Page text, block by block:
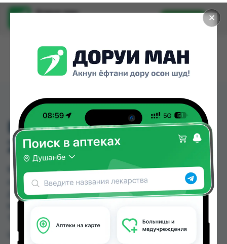
✕
Доруи ман
Установить
ВИННИ КАША 3 ЗЛАКА
200Г
ВИННИ КАША 3 ЗЛАКА 200Г можно купить или
заказать в аптеках, Арча, Ватан №1, Ватан №2,
Дору Фарм №2, Дору Фарм №20, Дору Фарм
TJS в Душанбе и других городах Таджикистана
Цена: от25.00 TJS